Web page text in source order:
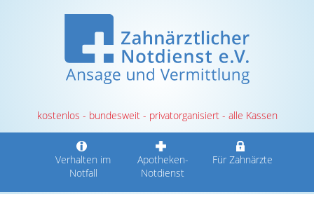
kostenlos - bundesweit - privatorganisiert - alle Kassen
Verhalten im
Notfall
Apotheken-
Notdienst
Für Zahnärzte